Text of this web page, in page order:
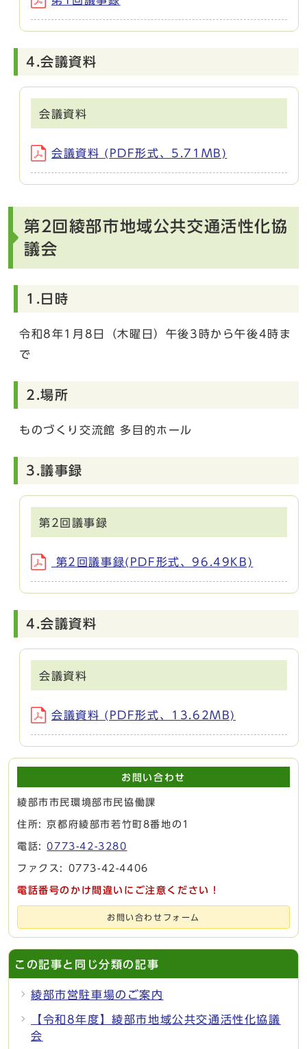
4.会議資料
会議資料
会議資料 (PDF形式、5.71MB)
第2回綾部市地域公共交通活性化協
議会
1.日時
令和8年1月8日（木曜日）午後3時から午後4時ま
で
2.場所
ものづくり交流館 多目的ホール
3.議事録
第2回議事録
第2回議事録(PDF形式、96.49KB)
4.会議資料
会議資料
会議資料 (PDF形式、13.62MB)
お問い合わせ
綾部市市民環境部市民協働課
住所: 京都府綾部市若竹町8番地の1
電話:0773-42-3280
ファクス: 0773-42-4406
電話番号のかけ間違いにご注意ください！
お問い合わせフォーム
この記事と同じ分類の記事
綾部市営駐車場のご案内
【令和8年度】綾部市地域公共交通活性化協議
会